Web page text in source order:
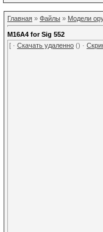
Главная » Файлы » Модели
M16A4 for Sig 552
[ · Скачать удаленно () ·